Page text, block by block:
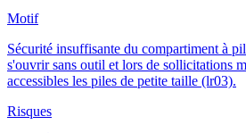
Motif
Sécurité insuffisante du compartiment à
s'ouvrir sans outil et lors de sollicitations
accessibles les piles de petite taille (lr03).
Risques